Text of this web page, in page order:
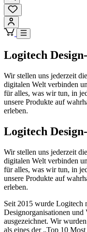
Logitech
Wir stellen uns jederzeit
digitalen Welt verbinden
für alles, was wir tun, in
unsere Produkte auf
erleben.
Logitech
Wir stellen uns jederzeit
digitalen Welt verbinden
für alles, was wir tun, in
unsere Produkte auf
erleben.
Seit 2015 wurde Logitech
Designorganisationen
ausgezeichnet. Wir
als eines der „Top 10